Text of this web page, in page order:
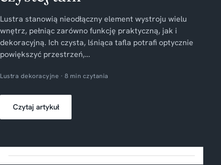
Lustra stanowią nieodłączny element wystroju wielu
wnętrz, pełniąc zarówno funkcję praktyczną, jak i
dekoracyjną. Ich czysta, lśniąca tafla potrafi optycznie
powiększyć przestrzeń,…
Lustra dekoracyjne · 8 min czytania
Czytaj artykuł